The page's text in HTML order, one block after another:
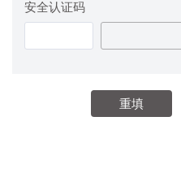
安全认证码